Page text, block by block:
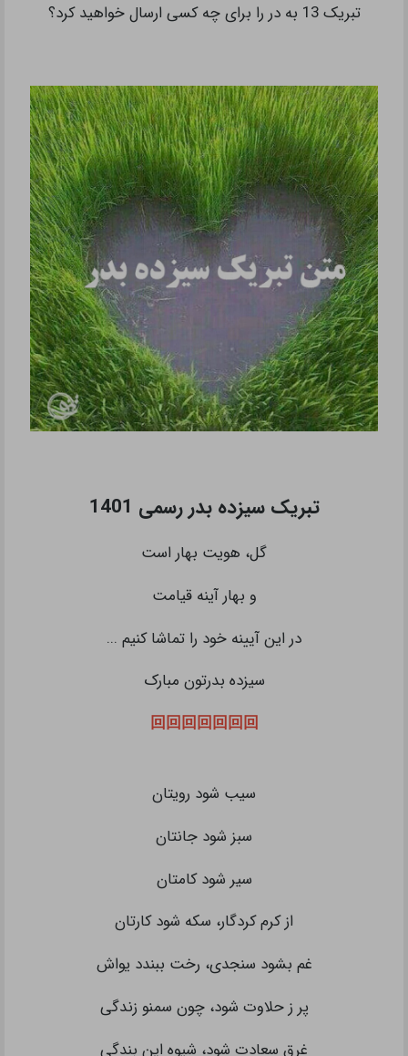
تبریک 13 به در را برای چه کسی ارسال خواهید کرد؟
تبریک سیزده بدر رسمی 1401
گل، هویت بهار است
و بهار آینه قیامت
در این آیینه خود را تماشا کنیم ...
سیزده بدرتون مبارک
回回回回回回回
سیب شود رویتان
سبز شود جانتان
سیر شود کامتان
از کرم کردگار، سکه شود کارتان
غم بشود سنجدی، رخت ببندد یواش
پر ز حلاوت شود، چون سمنو زندگی
غرق سعادت شود، شیوه این بندگی